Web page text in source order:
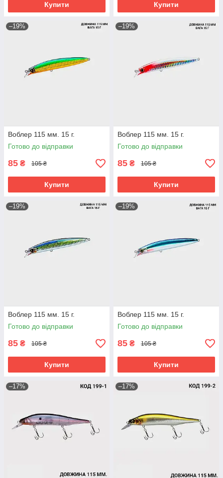
Купити Купити
–19%
Воблер 115 мм. 15 г.
Готово до відправки
85 ₴ 105 ₴
Купити
–19%
Воблер 115 мм. 15 г.
Готово до відправки
85 ₴ 105 ₴
Купити
–19%
Воблер 115 мм. 15 г.
Готово до відправки
85 ₴ 105 ₴
Купити
–19%
Воблер 115 мм. 15 г.
Готово до відправки
85 ₴ 105 ₴
Купити
–17% –17%